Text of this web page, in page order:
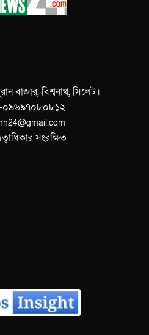
বাজার, বিশ্বনাথ, সিলেট।
সংরক্ষিত